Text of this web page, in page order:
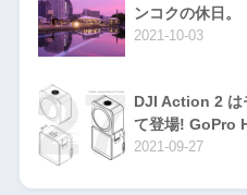
ンコクの休日。
2021-10-03
DJI Action 2 は
て登場! GoPro
2021-09-27